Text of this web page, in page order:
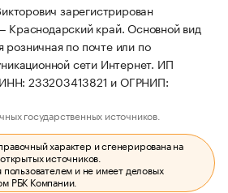
зарегистрирован
Краснодарский край. Основной вид
розничная по почте или по
сети Интернет. ИП
233203413821 и ОГРНИП:
государственных источников.
характер и сгенерирована на
источников.
пользователем и не имеет деловых
РБК Компании.